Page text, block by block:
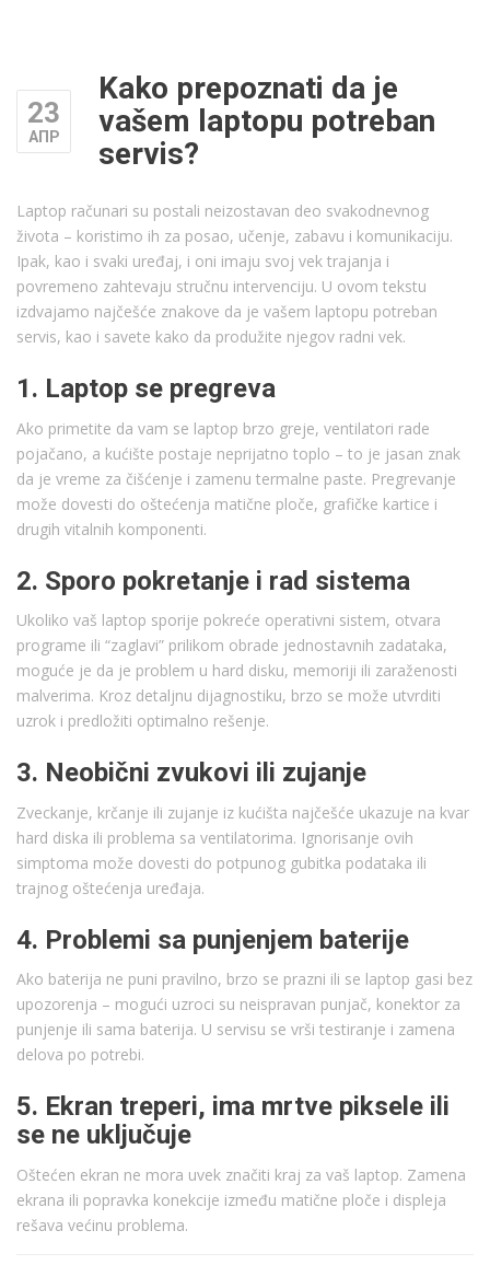
23
АПР
Kako prepoznati da je
vašem laptopu potreban
servis?
Laptop računari su postali neizostavan deo svakodnevnog
života – koristimo ih za posao, učenje, zabavu i komunikaciju.
Ipak, kao i svaki uređaj, i oni imaju svoj vek trajanja i
povremeno zahtevaju stručnu intervenciju. U ovom tekstu
izdvajamo najčešće znakove da je vašem laptopu potreban
servis, kao i savete kako da produžite njegov radni vek.
1. Laptop se pregreva
Ako primetite da vam se laptop brzo greje, ventilatori rade
pojačano, a kućište postaje neprijatno toplo – to je jasan znak
da je vreme za čišćenje i zamenu termalne paste. Pregrevanje
može dovesti do oštećenja matične ploče, grafičke kartice i
drugih vitalnih komponenti.
2. Sporo pokretanje i rad sistema
Ukoliko vaš laptop sporije pokreće operativni sistem, otvara
programe ili “zaglavi” prilikom obrade jednostavnih zadataka,
moguće je da je problem u hard disku, memoriji ili zaraženosti
malverima. Kroz detaljnu dijagnostiku, brzo se može utvrditi
uzrok i predložiti optimalno rešenje.
3. Neobični zvukovi ili zujanje
Zveckanje, krčanje ili zujanje iz kućišta najčešće ukazuje na kvar
hard diska ili problema sa ventilatorima. Ignorisanje ovih
simptoma može dovesti do potpunog gubitka podataka ili
trajnog oštećenja uređaja.
4. Problemi sa punjenjem baterije
Ako baterija ne puni pravilno, brzo se prazni ili se laptop gasi bez
upozorenja – mogući uzroci su neispravan punjač, konektor za
punjenje ili sama baterija. U servisu se vrši testiranje i zamena
delova po potrebi.
5. Ekran treperi, ima mrtve piksele ili
se ne uključuje
Oštećen ekran ne mora uvek značiti kraj za vaš laptop. Zamena
ekrana ili popravka konekcije između matične ploče i displeja
rešava većinu problema.